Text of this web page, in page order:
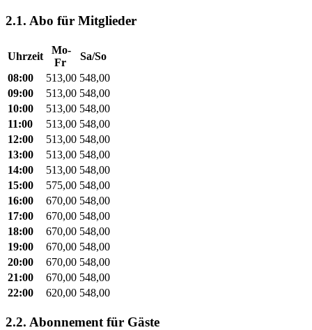
2.1. Abo für Mitglieder
Uhrzeit
Mo-
Fr
Sa/So
08:00
513,00 548,00
09:00
513,00 548,00
10:00
513,00 548,00
11:00
513,00 548,00
12:00
513,00 548,00
13:00
513,00 548,00
14:00
513,00 548,00
15:00
575,00 548,00
16:00
670,00 548,00
17:00
670,00 548,00
18:00
670,00 548,00
19:00
670,00 548,00
20:00
670,00 548,00
21:00
670,00 548,00
22:00
620,00 548,00
2.2. Abonnement für Gäste